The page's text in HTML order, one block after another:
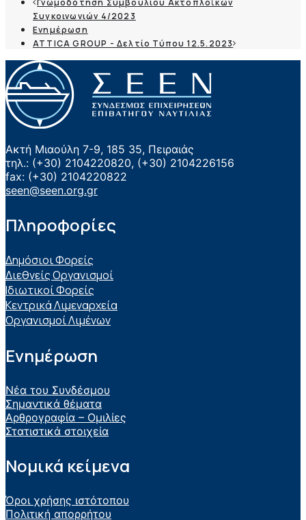
Συγκοινωνιών 4/2023
Ενημέρωση
ATTICA GROUP - Δελτίο Τύπου 12.5.2023
Ακτή Μιαούλη 7-9, 185 35, Πειραιάς
τηλ.: (+30) 2104220820, (+30) 2104226156
fax: (+30) 2104220822
seen@seen.org.gr
Πληροφορίες
Δημόσιοι Φορείς
Διεθνείς Οργανισμοί
Ιδιωτικοί Φορείς
Κεντρικά Λιμεναρχεία
Οργανισμοί Λιμένων
Ενημέρωση
Νέα του Συνδέσμου
Σημαντικά θέματα
Αρθρογραφία – Ομιλίες
Στατιστικά στοιχεία
Νομικά κείμενα
Όροι χρήσης ιστότοπου
Πολιτική απορρήτου